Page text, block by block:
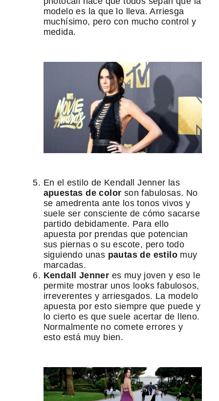
modelo es la que lo lleva. Arriesga
muchísimo, pero con mucho control y
medida.
En el estilo de Kendall Jenner las
apuestas de color son fabulosas. No
se amedrenta ante los tonos vivos y
suele ser consciente de cómo sacarse
partido debidamente. Para ello
apuesta por prendas que potencian
sus piernas o su escote, pero todo
siguiendo unas pautas de estilo muy
marcadas.
Kendall Jenner es muy joven y eso le
permite mostrar unos looks fabulosos,
irreverentes y arriesgados. La modelo
apuesta por esto siempre que puede y
lo cierto es que suele acertar de lleno.
Normalmente no comete errores y
esto está muy bien.